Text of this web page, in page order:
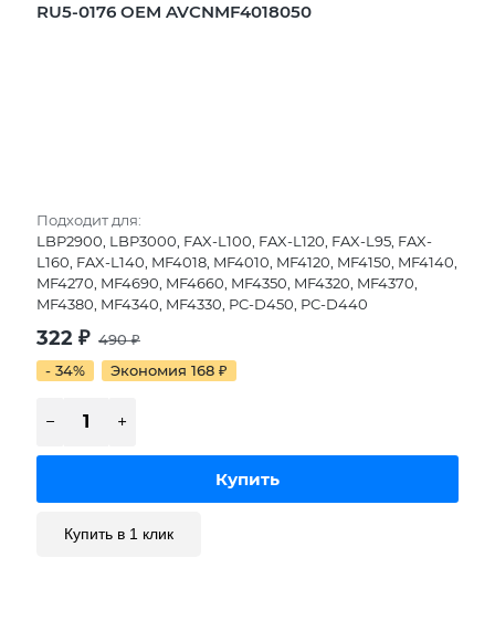
RU5-0176 OEM AVCNMF4018050
Подходит для:
LBP2900, LBP3000, FAX-L100, FAX-L120, FAX-L95, FAX-
L160, FAX-L140, MF4018, MF4010, MF4120, MF4150, MF4140,
MF4270, MF4690, MF4660, MF4350, MF4320, MF4370,
MF4380, MF4340, MF4330, PC-D450, PC-D440
322 ₽ 490₽
- 34%
Экономия 168 ₽
Купить в 1 клик